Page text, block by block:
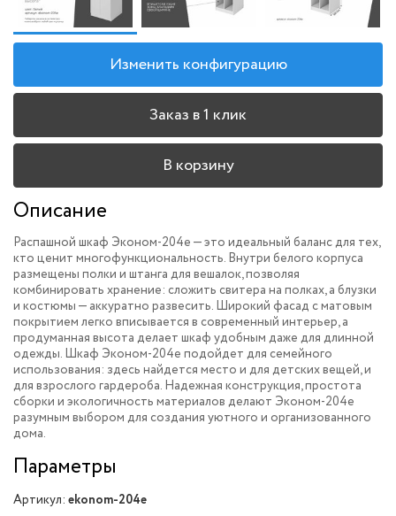
Изменить конфигурацию
Заказ в 1 клик
В корзину
Описание
Распашной шкаф Эконом-204e — это идеальный баланс для тех,
кто ценит многофункциональность. Внутри белого корпуса
размещены полки и штанга для вешалок, позволяя
комбинировать хранение: сложить свитера на полках, а блузки
и костюмы — аккуратно развесить. Широкий фасад с матовым
покрытием легко вписывается в современный интерьер, а
продуманная высота делает шкаф удобным даже для длинной
одежды. Шкаф Эконом-204e подойдет для семейного
использования: здесь найдется место и для детских вещей, и
для взрослого гардероба. Надежная конструкция, простота
сборки и экологичность материалов делают Эконом-204e
разумным выбором для создания уютного и организованного
дома.
Параметры
Артикул: ekonom-204e